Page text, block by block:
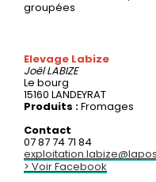
groupées
Elevage Labize
JoëlLABIZE
Le bourg
15160 LANDEYRAT
Produits :Fromages
Contact
07 87 74 71 84
> Voir Facebook